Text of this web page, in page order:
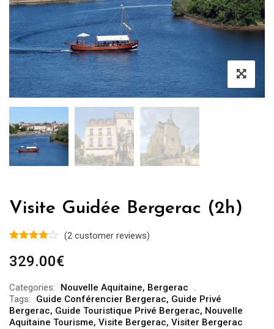
Visite Guidée Bergerac (2h)
(2 customer reviews)
329.00€
Categories: Nouvelle Aquitaine, Bergerac
Tags:
Guide Conférencier Bergerac, Guide Privé
Bergerac, Guide Touristique Privé Bergerac, Nouvelle
Aquitaine Tourisme, Visite Bergerac, Visiter Bergerac